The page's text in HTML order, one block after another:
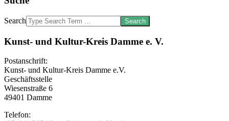
Search
Kunst- und Kultur-Kreis Damme e. V.
Postanschrift:
Kunst- und Kultur-Kreis Damme e.V.
Geschäftsstelle
Wiesenstraße 6
49401 Damme
Telefon: